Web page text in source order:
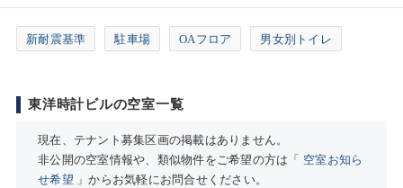
新耐震基準 駐車場 OAフロア 男女別トイレ
東洋時計ビルの空室一覧
現在、テナント募集区画の掲載はありません。
非公開の空室情報や、類似物件をご希望の方は「 空室お知ら
せ希望 」からお気軽にお問合せください。